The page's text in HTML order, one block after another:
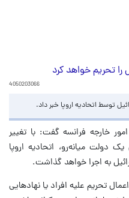
را تحریم خواهد کرد
4050203066
توسط اتحادیه اروپا خبر داد.
خارجه فرانسه گفت: با تغییر
دولت میانه‌رو، اتحادیه اروپا
به اجرا خواهد گذاشت.
تحریم علیه افراد یا نهادهایی